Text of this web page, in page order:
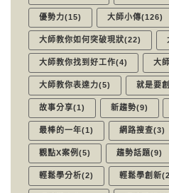
優勢力(15) 大師小傳(126)
大師教你如何突破現狀(22)
大師教你找到好工作(4) 大
大師教你表達力(5) 就是要
故事分享(1) 新趨勢(9)
最棒的一年(1) 網路搜查(3)
觀點X案例(5) 趨勢話題(9)
輕鬆學分析(2) 輕鬆學創新